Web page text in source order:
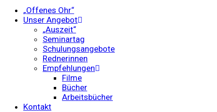
„Offenes Ohr“
Unser Angebot
„Auszeit“
Seminartag
Schulungsangebote
Rednerinnen
Empfehlungen
Filme
Bücher
Arbeitsbücher
Kontakt